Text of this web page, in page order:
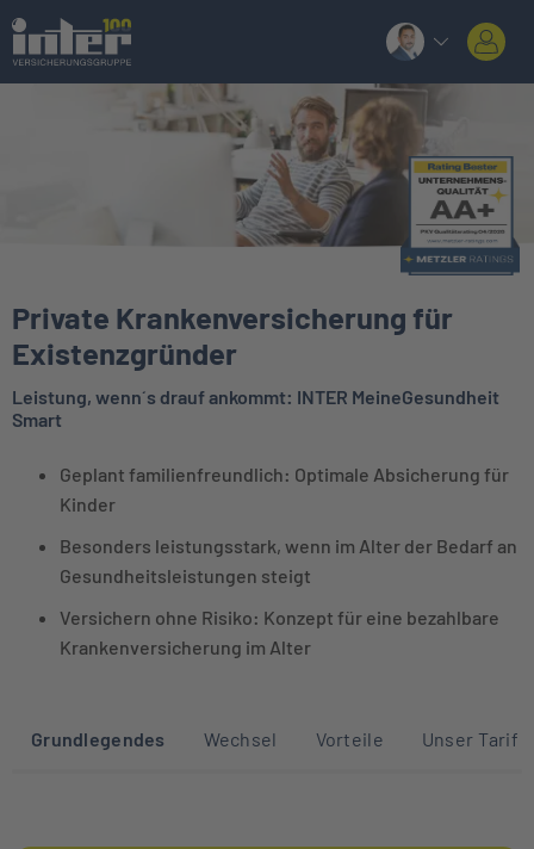
Private Krankenversicherung für
Existenzgründer
Leistung, wenn´s drauf ankommt: INTER MeineGesundheit
Smart
Geplant familienfreundlich: Optimale Absicherung für
Kinder
Besonders leistungsstark, wenn im Alter der Bedarf an
Gesundheitsleistungen steigt
Versichern ohne Risiko: Konzept für eine bezahlbare
Krankenversicherung im Alter
Sprunglinks zu den Abschnitten auf
Grundlegendes Wechsel Vorteile Unser Tarif